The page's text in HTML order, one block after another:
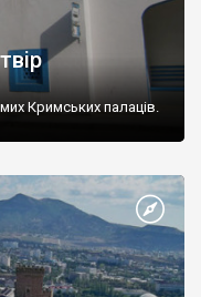
Кримських палаців.